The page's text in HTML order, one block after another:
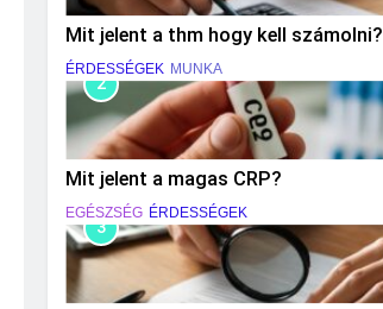
Mit jelent a thm hogy kell számolni?
ÉRDESSÉGEK MUNKA
2
Mit jelent a magas CRP?
EGÉSZSÉG ÉRDESSÉGEK
3